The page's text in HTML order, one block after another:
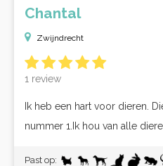
Chantal
Zwijndrecht
1 review
Ik heb een hart voor dieren.
nummer 1.Ik hou van alle
Past op: